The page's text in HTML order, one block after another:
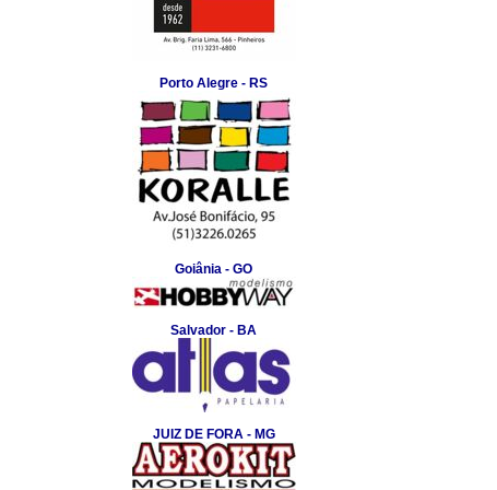
Porto Alegre - RS
Goiânia - GO
Salvador - BA
JUIZ DE FORA - MG